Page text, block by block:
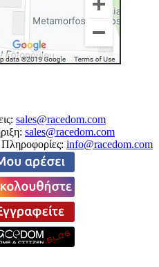
sales@racedom.com
sales@racedom.com
Πληροφορίες: info@racedom.com